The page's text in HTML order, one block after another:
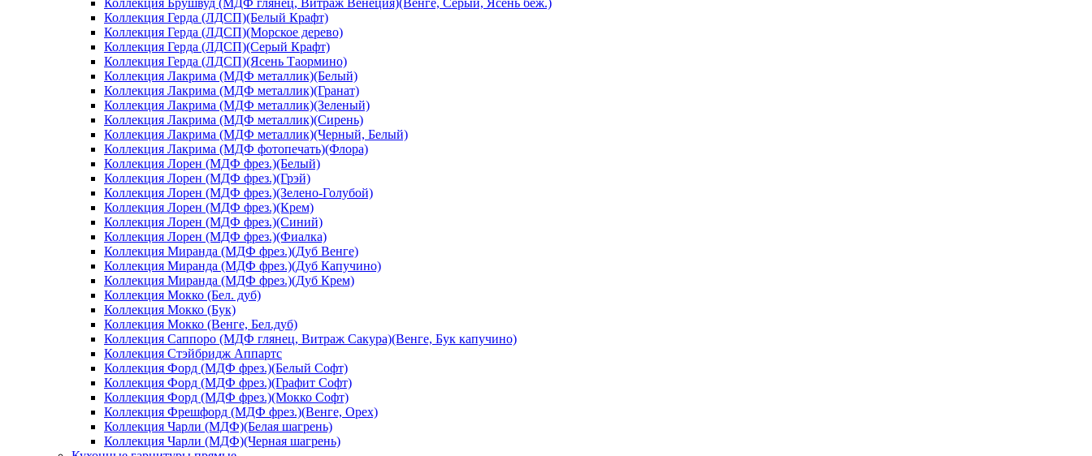
Коллекция Брушвуд (МДФ глянец, Витраж Венеция)(Венге, Серый, Ясень беж.)
Коллекция Герда (ЛДСП)(Белый Крафт)
Коллекция Герда (ЛДСП)(Морское дерево)
Коллекция Герда (ЛДСП)(Серый Крафт)
Коллекция Герда (ЛДСП)(Ясень Таормино)
Коллекция Лакрима (МДФ металлик)(Белый)
Коллекция Лакрима (МДФ металлик)(Гранат)
Коллекция Лакрима (МДФ металлик)(Зеленый)
Коллекция Лакрима (МДФ металлик)(Сирень)
Коллекция Лакрима (МДФ металлик)(Черный, Белый)
Коллекция Лакрима (МДФ фотопечать)(Флора)
Коллекция Лорен (МДФ фрез.)(Белый)
Коллекция Лорен (МДФ фрез.)(Грэй)
Коллекция Лорен (МДФ фрез.)(Зелено-Голубой)
Коллекция Лорен (МДФ фрез.)(Крем)
Коллекция Лорен (МДФ фрез.)(Синий)
Коллекция Лорен (МДФ фрез.)(Фиалка)
Коллекция Миранда (МДФ фрез.)(Дуб Венге)
Коллекция Миранда (МДФ фрез.)(Дуб Капучино)
Коллекция Миранда (МДФ фрез.)(Дуб Крем)
Коллекция Мокко (Бел. дуб)
Коллекция Мокко (Бук)
Коллекция Мокко (Венге, Бел.дуб)
Коллекция Саппоро (МДФ глянец, Витраж Сакура)(Венге, Бук капучино)
Коллекция Стэйбридж Аппартс
Коллекция Форд (МДФ фрез.)(Белый Софт)
Коллекция Форд (МДФ фрез.)(Графит Софт)
Коллекция Форд (МДФ фрез.)(Мокко Софт)
Коллекция Фрешфорд (МДФ фрез.)(Венге, Орех)
Коллекция Чарли (МДФ)(Белая шагрень)
Коллекция Чарли (МДФ)(Черная шагрень)